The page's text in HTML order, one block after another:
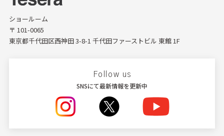
ショールーム
〒 101-0065
東京都千代田区西神田 3-8-1 千代田ファーストビル 東館 1F
Follow us
SNSにて最新情報を更新中